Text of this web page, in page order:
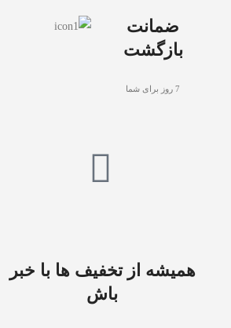
ضمانت
بازگشت
7 روز برای شما
همیشه از تخفیف ها با خبر
باش